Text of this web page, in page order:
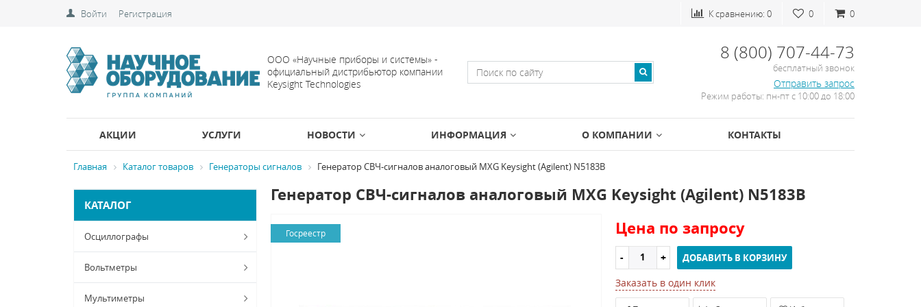
Войти Регистрация 0
0
К сравнению: 0
ООО «Научные приборы и системы» -
официальный дистрибьютор компании
Keysight Technologies
8 (800) 707-44-73
бесплатный звонок
Отправить запрос
Режим работы: пн-пт с 10:00 до 18:00
АКЦИИ УСЛУГИ НОВОСТИ ИНФОРМАЦИЯ О КОМПАНИИ КОНТАКТЫ
Главная Каталог товаров Генераторы сигналов Генератор СВЧ-сигналов аналоговый MXG Keysight (Agilent) N5183B
КАТАЛОГ
Осциллографы
Вольтметры
Мультиметры
Генератор СВЧ-сигналов аналоговый MXG Keysight (Agilent) N5183B
Госреестр Цена по запросу
ДОБАВИТЬ В КОРЗИНУ
Заказать в один клик